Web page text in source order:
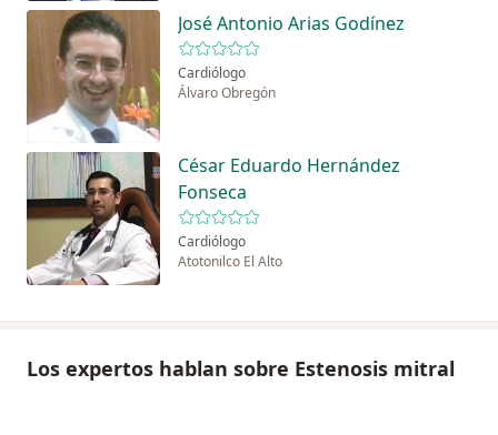
José Antonio Arias Godínez
Cardiólogo
Álvaro Obregón
César Eduardo Hernández
Fonseca
Cardiólogo
Atotonilco El Alto
Los expertos hablan sobre Estenosis mitral